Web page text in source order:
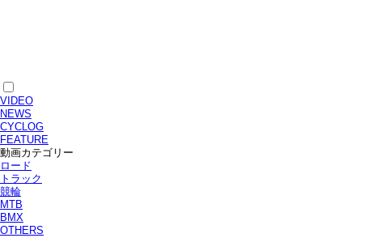
VIDEO
NEWS
CYCLOG
FEATURE
動画カテゴリー
ロード
トラック
競輪
MTB
BMX
OTHERS